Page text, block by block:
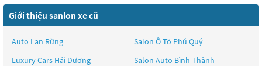
Giới thiệu sanlon xe cũ
Auto Lan Rừng
Salon Ô Tô Phú Quý
Luxury Cars Hải Dương
Salon Auto Bình Thành